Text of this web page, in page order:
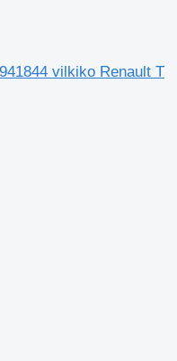
vilkiko Renault T